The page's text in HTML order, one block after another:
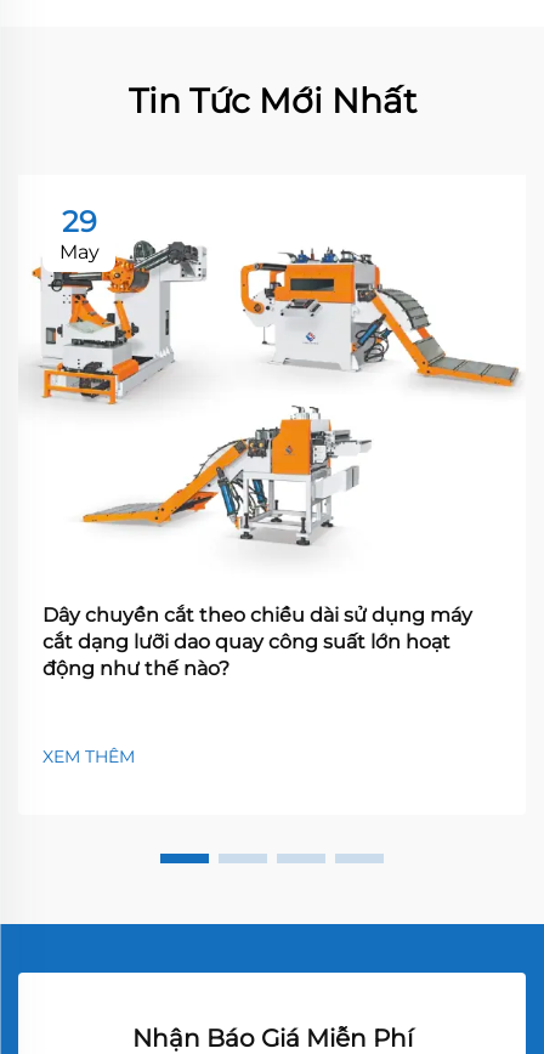
Tin Tức Mới Nhất
29
May
Dây chuyền cắt theo chiều dài sử dụng máy
cắt dạng lưỡi dao quay công suất lớn hoạt
động như thế nào?
XEM THÊM
Nhận Báo Giá Miễn Phí